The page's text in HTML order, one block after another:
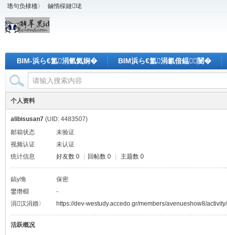
璁句负棣栭〉 鏀惰棌鏈珯
BIM-浜ら€氳涓氫氦娴� BIM浜ら€氳涓氱偣鎾闄�
个人资料
alibisusan7 (UID: 4483507)
邮箱状态
未验证
视频认证
未认证
统计信息
好友数 0 回帖数 0 主题数 0
鎬у埆
保密
鐢熸棩
-
涓汉涓婚〉
https://dev-westudy.accedo.gr/members/avenueshow8/
活跃概况